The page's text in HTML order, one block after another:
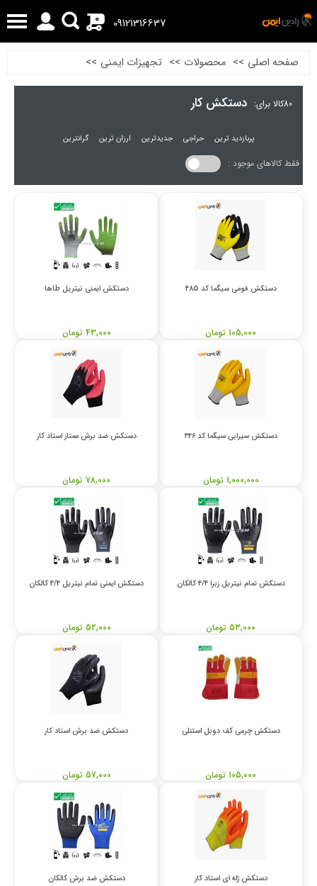
09121316637
0
صفحه اصلی >> محصولات >> تجهیزات ایمنی >>
80کالا برای: دستکش کار
پربازدید ترین حراجی جدیدترین ارزان ترین گرانترین
فقط کالاهای موجود :
دستکش فومی سیگما کد 485
105,000 تومان
دستکش ایمنی نیتریل طاها
43,000 تومان
دستکش سیرابی سیگما کد 446
1,000,000 تومان
دستکش ضد برش ممتاز استاد کار
78,000 تومان
دستکش تمام نیتریل زبرا 4/4 کالکان
53,000 تومان
دستکش ایمنی تمام نیتریل 4/4 کالکان
52,000 تومان
دستکش چرمی کف دوبل استنلی
105,000 تومان
دستکش ضد برش استاد کار
57,000 تومان
دستکش ژله ای استاد کار دستکش ضد برش کالکان